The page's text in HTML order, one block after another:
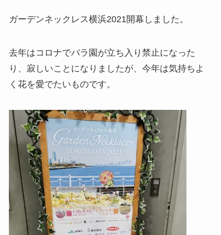
ガーデンネックレス横浜2021開幕しました。
去年はコロナでバラ園が立ち入り禁止になった
り、寂しいことになりましたが、今年は気持ちよ
く花を愛でたいものです。